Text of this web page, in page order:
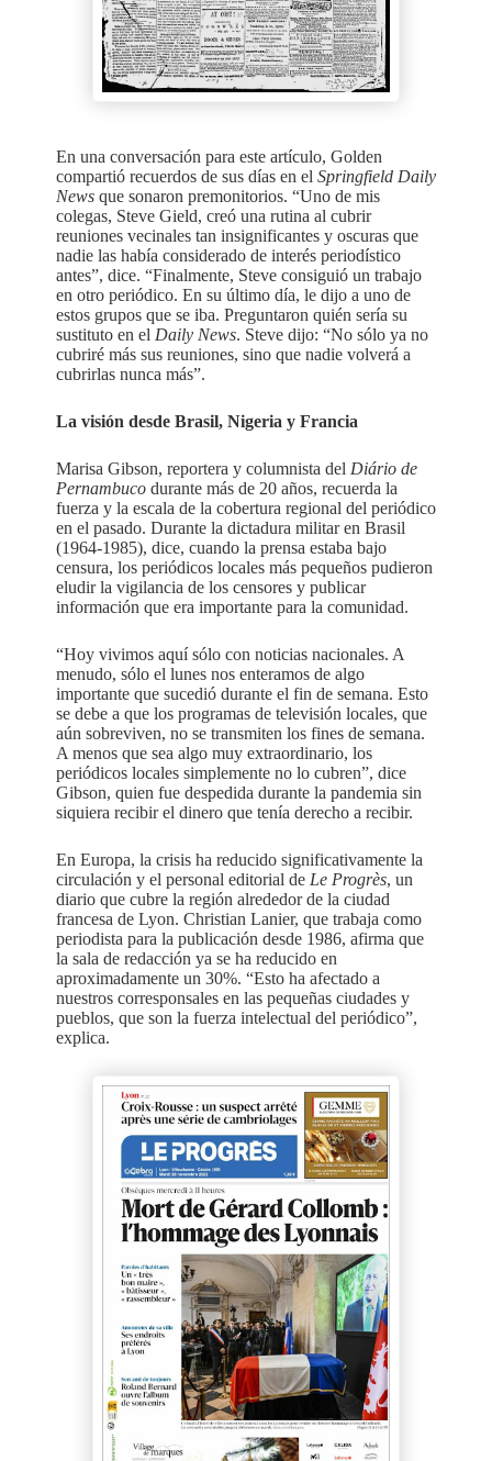
En una conversación para este artículo, Golden
compartió recuerdos de sus días en el Springfield Daily
News que sonaron premonitorios. “Uno de mis
colegas, Steve Gield, creó una rutina al cubrir
reuniones vecinales tan insignificantes y oscuras que
nadie las había considerado de interés periodístico
antes”, dice. “Finalmente, Steve consiguió un trabajo
en otro periódico. En su último día, le dijo a uno de
estos grupos que se iba. Preguntaron quién sería su
sustituto en el Daily News. Steve dijo: “No sólo ya no
cubriré más sus reuniones, sino que nadie volverá a
cubrirlas nunca más”.
La visión desde Brasil, Nigeria y Francia
Marisa Gibson, reportera y columnista del Diário de
Pernambuco durante más de 20 años, recuerda la
fuerza y ​​la escala de la cobertura regional del periódico
en el pasado. Durante la dictadura militar en Brasil
(1964-1985), dice, cuando la prensa estaba bajo
censura, los periódicos locales más pequeños pudieron
eludir la vigilancia de los censores y publicar
información que era importante para la comunidad.
“Hoy vivimos aquí sólo con noticias nacionales. A
menudo, sólo el lunes nos enteramos de algo
importante que sucedió durante el fin de semana. Esto
se debe a que los programas de televisión locales, que
aún sobreviven, no se transmiten los fines de semana.
A menos que sea algo muy extraordinario, los
periódicos locales simplemente no lo cubren”, dice
Gibson, quien fue despedida durante la pandemia sin
siquiera recibir el dinero que tenía derecho a recibir.
En Europa, la crisis ha reducido significativamente la
circulación y el personal editorial de Le Progrès, un
diario que cubre la región alrededor de la ciudad
francesa de Lyon. Christian Lanier, que trabaja como
periodista para la publicación desde 1986, afirma que
la sala de redacción ya se ha reducido en
aproximadamente un 30%. “Esto ha afectado a
nuestros corresponsales en las pequeñas ciudades y
pueblos, que son la fuerza intelectual del periódico”,
explica.